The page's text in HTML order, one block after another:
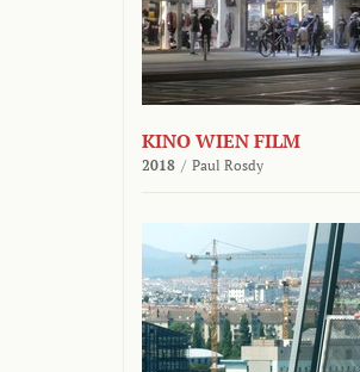
KINO WIEN FILM
2018 / Paul Rosdy